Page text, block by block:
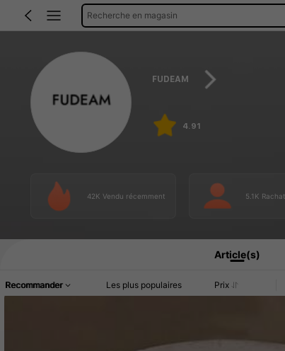
Recherche en magasin
FUDEAM
4.91
42K Vendu récemment 5.1K Rachat
Article(s)
Recommander Les plus populaires Prix